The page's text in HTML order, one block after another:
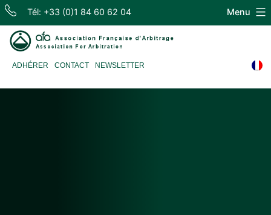
Skip
content
Tél: +33 (0)1 84 60 62 04
d'Arbitrage
ADHÉRER CONTACT NEWSLETTER
Menu